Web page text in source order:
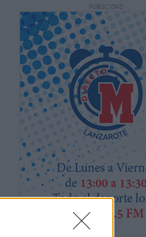
PUBLICIDAD